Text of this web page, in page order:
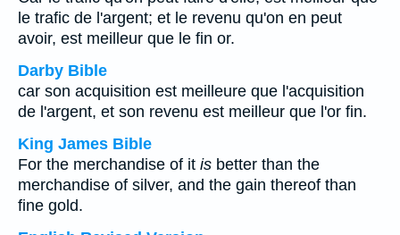
le trafic de l'argent; et le revenu qu'on en peut
avoir, est meilleur que le fin or.
Darby Bible
car son acquisition est meilleure que l'acquisition
de l'argent, et son revenu est meilleur que l'or fin.
King James Bible
For the merchandise of it is better than the
merchandise of silver, and the gain thereof than
fine gold.